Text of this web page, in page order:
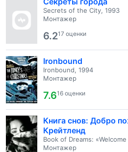
Secrets of the City, 1993
Монтажер
6.217 оценки
Ironbound
Ironbound, 1994
Монтажер
7.616 оценки
Книга снов: Добро
Крейтленд
Book of Dreams:
Монтажер